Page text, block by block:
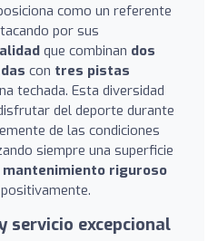
como un referente
por sus
que combinan dos
con tres pistas
techada. Esta diversidad
del deporte durante
de las condiciones
siempre una superficie
mantenimiento riguroso
excepcional